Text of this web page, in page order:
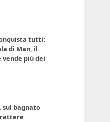
tutti:
di Man, il
più dei
sul bagnato